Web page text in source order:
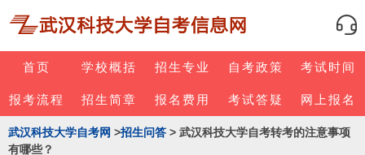
首页 学校概括 招生专业 自考政策 考试时间
报考流程 招生简章 报名费用 考试答疑 网上报名
武汉科技大学自考网 >招生问答 > 武汉科技大学自考转考的注意事项
有哪些？